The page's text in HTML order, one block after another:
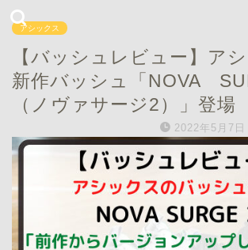
アシックス
【バッシュレビュー】ア
新作バッシュ「NOVA
（ノヴァサージ2）」登場
2022年5月7日